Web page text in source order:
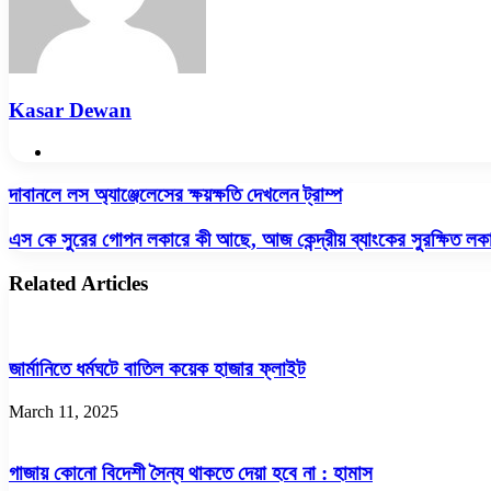
Kasar Dewan
দাবানলে
অ্যাঞ্জেলেসের
ক্ষয়ক্ষতি
ট্রাম্প
দাবানলে লস অ্যাঞ্জেলেসের ক্ষয়ক্ষতি দেখলেন ট্রাম্প
এস
সুরের
গোপন
আছে,
আজ
ব্যাংকের
খুলবে
এস কে সুরের গোপন লকারে কী আছে, আজ কেন্দ্রীয় ব্যাংকের সুরক্ষিত
Related Articles
জার্মানিতে ধর্মঘটে বাতিল কয়েক হাজার ফ্লাইট
March 11, 2025
গাজায় কোনো বিদেশী সৈন্য থাকতে দেয়া হবে না : হামাস